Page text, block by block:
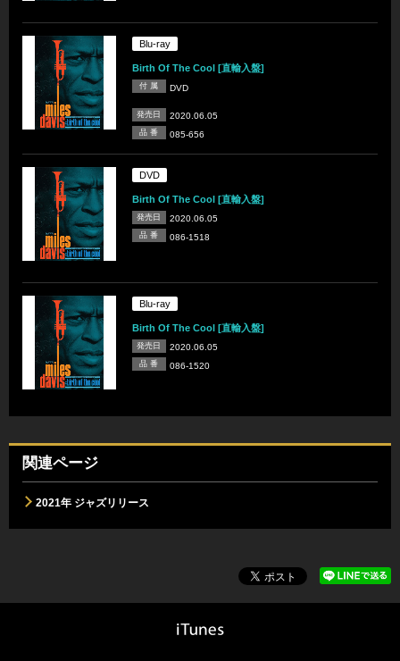
Blu-ray
Birth Of The Cool [直輸入盤]
付 属 DVD
発売日 2020.06.05
品 番 085-656
DVD
Birth Of The Cool [直輸入盤]
発売日 2020.06.05
品 番 086-1518
Blu-ray
Birth Of The Cool [直輸入盤]
発売日 2020.06.05
品 番 086-1520
関連ページ
2021年 ジャズリリース